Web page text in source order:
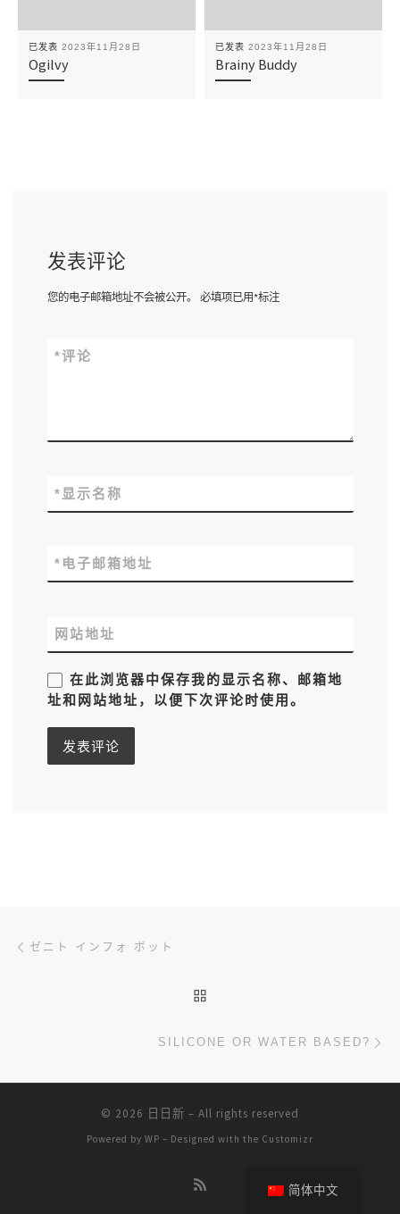
已发表 2023年11月28日
Ogilvy
已发表 2023年11月28日
Brainy Buddy
发表评论
您的电子邮箱地址不会被公开。 必填项已用*标注
评论
*
显示名称
*
电子邮箱地址
*
网站地址
在此浏览器中保存我的显示名称、邮箱地
址和网站地址，以便下次评论时使用。
文章导航
ゼニト インフォ ボット
SILICONE OR WATER BASED?
© 2026 日日新 – All rights reserved
Powered by WP – Designed with the Customizr
简体中文